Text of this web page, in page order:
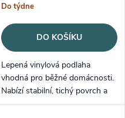
Do týdne
DO KOŠÍKU
Lepená vinylová podlaha
vhodná pro běžné domácnosti.
Nabízí stabilní, tichý povrch a
snadnou údržbu.